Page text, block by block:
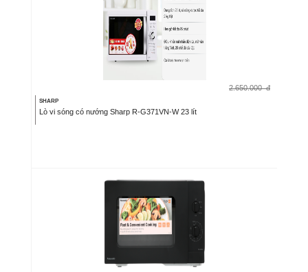
2.650.000 đ
SHARP
Lò vi sóng có nướng Sharp R-G371VN-W 23 lít